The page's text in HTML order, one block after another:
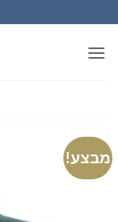
to
content
מבצע!